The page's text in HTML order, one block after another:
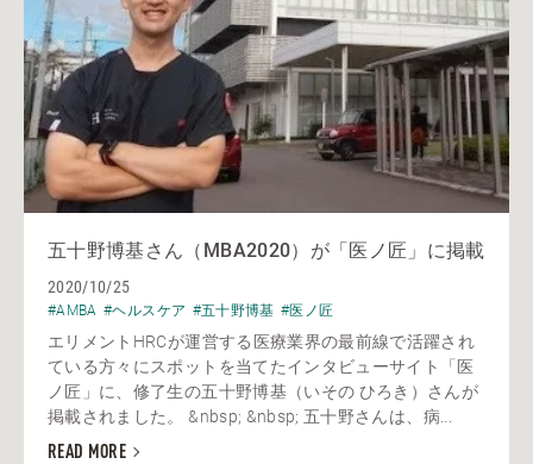
五十野博基さん（MBA2020）が「医ノ匠」に掲載
2020/10/25
#AMBA #ヘルスケア #五十野博基 #医ノ匠
エリメントHRCが運営する医療業界の最前線で活躍され
ている方々にスポットを当てたインタビューサイト「医
ノ匠」に、修了生の五十野博基（いその ひろき）さんが
掲載されました。 &nbsp; &nbsp; 五十野さんは、病...
READ MORE